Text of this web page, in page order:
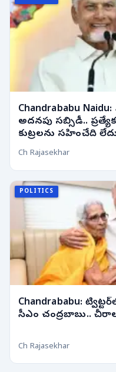
Chandrababu
అదనపు సబ్సిడీ..
కుట్రలను సహించేది
Ch Rajasekhar
POLITICS
Chandrababu:
సీఎం చంద్రబాబు..
Ch Rajasekhar